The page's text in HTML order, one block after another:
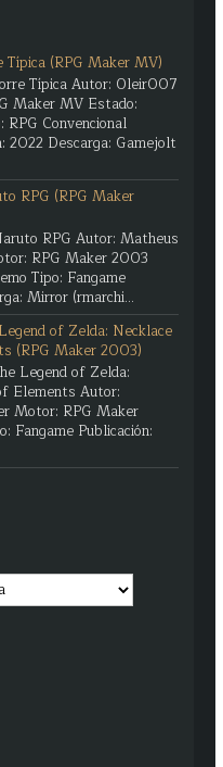
Típica (RPG Maker MV)
Típica Autor: Oleir007
Maker MV Estado:
RPG Convencional
2022 Descarga: Gamejolt
RPG (RPG Maker
RPG Autor: Matheus
RPG Maker 2003
Tipo: Fangame
Mirror (rmarchi...
of Zelda: Necklace
(RPG Maker 2003)
Legend of Zelda:
Elements Autor:
Motor: RPG Maker
Fangame Publicación: